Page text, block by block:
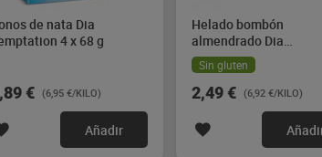
de nata Dia
4 x 68 g
€ (6,95 €/KILO)
Añadir
Helado bombón
almendrado Dia
Temptation 4 x 90 g
Sin gluten
2,49 € (6,92 €/KILO)